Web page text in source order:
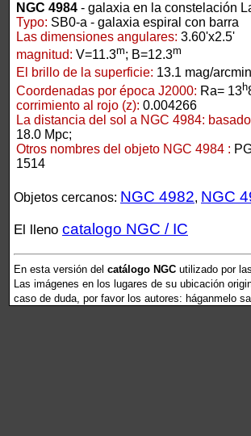
NGC 4984 - galaxia en la constelación
Typo: SB0-a - galaxia espiral con barra
Las dimensiones angulares: 3.60'x2.5'
magnitud: V=11.3m; B=12.3m
El brillo de la superficie: 13.1 mag/arcmin
Coordenadas por época J2000: Ra= 13h
corrimiento al rojo (z): 0.004266
La distancia del sol a NGC 4984:
18.0 Mpc;
Otros nombres del objeto NGC 4984 :
1514
Objetos cercanos: NGC 4982, NGC
El lleno catalogo NGC / IC
En esta versión del catálogo NGC utilizado por
Las imágenes en los lugares de su ubicación
caso de duda, por favor los autores: háganmelo